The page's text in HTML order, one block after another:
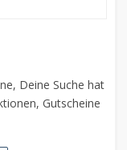
Deine Suche hat
Gutscheine